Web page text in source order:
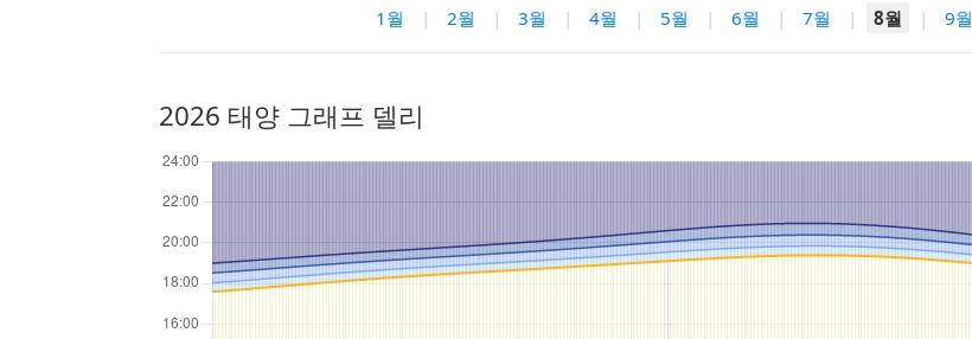
1월 | 2월 | 3월 | 4월 | 5월 | 6월 | 7월 | 8월 | 9월
2026 태양 그래프 델리